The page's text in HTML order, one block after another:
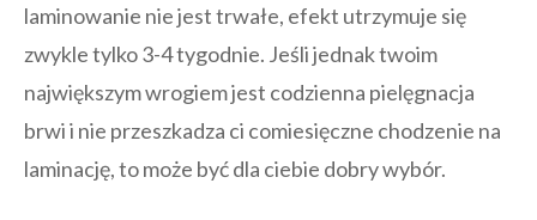
laminowanie nie jest trwałe, efekt utrzymuje się
zwykle tylko 3-4 tygodnie. Jeśli jednak twoim
największym wrogiem jest codzienna pielęgnacja
brwi i nie przeszkadza ci comiesięczne chodzenie na
laminację, to może być dla ciebie dobry wybór.